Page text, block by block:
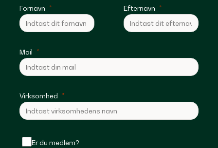
Fornavn Efternavn
Mail
Virksomhed
Er du medlem?